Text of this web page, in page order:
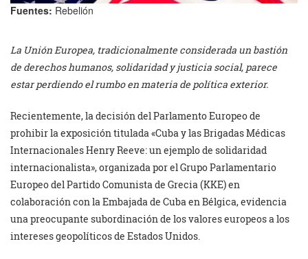
Fuentes: Rebelión
La Unión Europea, tradicionalmente considerada un bastión
de derechos humanos, solidaridad y justicia social, parece
estar perdiendo el rumbo en materia de política exterior.
Recientemente, la decisión del Parlamento Europeo de
prohibir la exposición titulada «Cuba y las Brigadas Médicas
Internacionales Henry Reeve: un ejemplo de solidaridad
internacionalista», organizada por el Grupo Parlamentario
Europeo del Partido Comunista de Grecia (KKE) en
colaboración con la Embajada de Cuba en Bélgica, evidencia
una preocupante subordinación de los valores europeos a los
intereses geopolíticos de Estados Unidos.